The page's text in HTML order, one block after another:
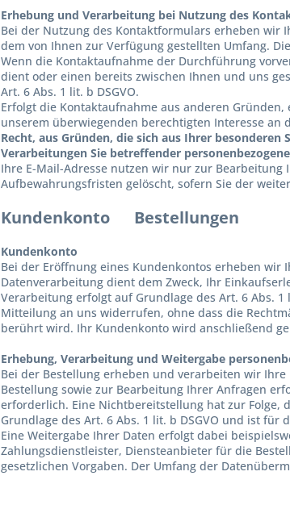
Erhebung und Verarbeitung bei Nutzung des
Bei der Nutzung des Kontaktformulars erheben wir
dem von Ihnen zur Verfügung gestellten Umfang.
Wenn die Kontaktaufnahme der Durchführung
dient oder einen bereits zwischen Ihnen und uns
Art. 6 Abs. 1 lit. b DSGVO.
Erfolgt die Kontaktaufnahme aus anderen
unserem überwiegenden berechtigten Interesse
Recht, aus Gründen, die sich aus Ihrer
Verarbeitungen Sie betreffender
Ihre E-Mail-Adresse nutzen wir nur zur
Aufbewahrungsfristen gelöscht, sofern Sie der
Kundenkonto Bestellungen
Kundenkonto
Bei der Eröffnung eines Kundenkontos erheben wir
Datenverarbeitung dient dem Zweck, Ihr
Verarbeitung erfolgt auf Grundlage des Art. 6 Abs.
Mitteilung an uns widerrufen, ohne dass die
berührt wird. Ihr Kundenkonto wird anschließend
Erhebung, Verarbeitung und Weitergabe
Bei der Bestellung erheben und verarbeiten wir
Bestellung sowie zur Bearbeitung Ihrer Anfragen
erforderlich. Eine Nichtbereitstellung hat zur Folge,
Grundlage des Art. 6 Abs. 1 lit. b DSGVO und ist
Eine Weitergabe Ihrer Daten erfolgt dabei
Zahlungsdienstleister, Diensteanbieter für die
gesetzlichen Vorgaben. Der Umfang der